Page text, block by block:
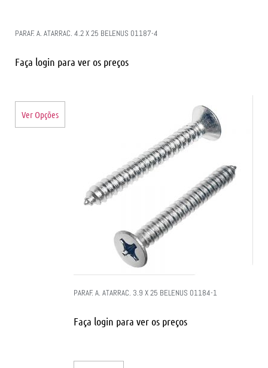
PARAF. A. ATARRAC. 4.2 X 25 BELENUS 01187-4
Faça login para ver os preços
Ver Opções
PARAF. A. ATARRAC. 3.9 X 25 BELENUS 01184-1
Faça login para ver os preços